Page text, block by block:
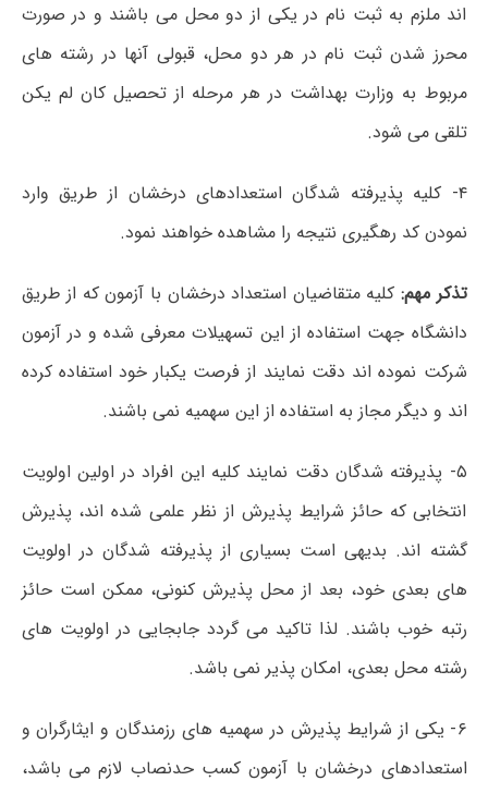
اند ملزم به ثبت نام در یکی از دو محل می باشند و در صورت
محرز شدن ثبت نام در هر دو محل، قبولی آنها در رشته های
مربوط به وزارت بهداشت در هر مرحله از تحصیل کان لم یکن
تلقی می شود.
۴- کلیه پذیرفته شدگان استعدادهای درخشان از طریق وارد
نمودن کد رهگیری نتیجه را مشاهده خواهند نمود.
تذکر مهم: کلیه متقاضیان استعداد درخشان با آزمون که از طریق
دانشگاه جهت استفاده از این تسهیلات معرفی شده و در آزمون
شرکت نموده اند دقت نمایند از فرصت یکبار خود استفاده کرده
اند و دیگر مجاز به استفاده از این سهمیه نمی باشند.
۵- پذیرفته شدگان دقت نمایند کلیه این افراد در اولین اولویت
انتخابی که حائز شرایط پذیرش از نظر علمی شده اند، پذیرش
گشته اند. بدیهی است بسیاری از پذیرفته شدگان در اولویت
های بعدی خود، بعد از محل پذیرش کنونی، ممکن است حائز
رتبه خوب باشند. لذا تاکید می گردد جابجایی در اولویت های
رشته محل بعدی، امکان پذیر نمی باشد.
۶- یکی از شرایط پذیرش در سهمیه های رزمندگان و ایثارگران و
استعدادهای درخشان با آزمون کسب حدنصاب لازم می باشد،